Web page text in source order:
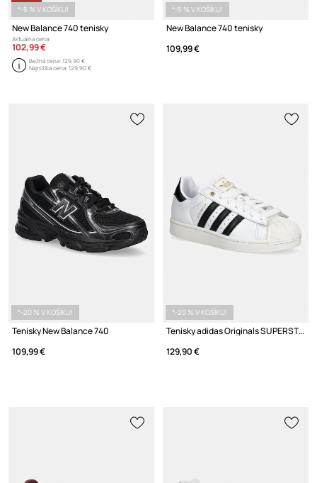
*-5 % V KOŠÍKU!
New Balance 740 tenisky
Aktuálna cena:
102,99 €
Bežná cena:129,90 €
Najnižšia cena:129,90 €
*-5 % V KOŠÍKU!
New Balance 740 tenisky
109,99 €
*-20 % V KOŠÍKU!
Tenisky New Balance 740
109,99 €
*-20 % V KOŠÍKU!
Tenisky adidas Originals SUPERSTAR II
129,90 €